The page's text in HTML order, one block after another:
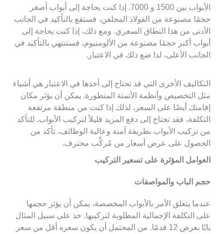
الأبواب بين 1500 و 7000. إذا كنت بحاجة إلى أبواب أصغر
حجمًا مصنوعة من الفولاذ المجلفن، فستقع بالتأكيد في الجانب
الأدنى من هذا النطاق السعري. ومع ذلك، إذا كنت بحاجة إلى
أبواب أكبر حجمًا مصنوعة من الألومنيوم، فستنتهي بالتأكيد في
الجانب الأعلى، لذا ضع ذلك في الاعتبار.
التكاليف الأخرى التي قد تحتاج إلى أخذها في الاعتبار هي أشياء
مثل التخصيص وأنظمة الأتمتة المتطورة. يمكن أن يؤثر مكان
إقامتك أيضًا على السعر، لذلك إذا كنت من منطقة مرتفعة
التكلفة، فقد تحتاج إلى دفع المزيد قليلاً لتركيب الأبواب. للتأكد
من تركيب الأبواب بطريقة آمنة وعالية الوظائف، تأكد من
الحصول على عرض أسعار من مُركِّب محترف.
العوامل المؤثرة على تسعير التركيب
حجم الباب والمواصفات
عندما يتعلق الأمر بالأبواب المخصصة، يمكن أن يؤثر حجمها
على التكلفة الإجمالية المطلوبة لتركيبها. خذ على سبيل المثال
بابًا بعرض 12 قدمًا. من المحتمل أن يكون سعره أقل من سعر